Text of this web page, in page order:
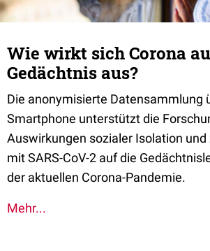
Wie wirkt sich Corona
Gedächtnis aus?
Die anonymisierte Datensammlung
Smartphone unterstützt die
Auswirkungen sozialer Isolation
mit SARS-CoV-2 auf die
der aktuellen Corona-Pandemie.
Mehr...